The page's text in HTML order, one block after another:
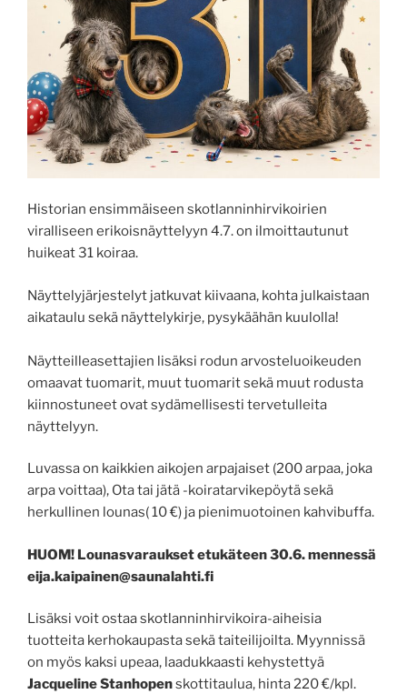
Historian ensimmäiseen skotlanninhirvikoirien
viralliseen erikoisnäyttelyyn 4.7. on ilmoittautunut
huikeat 31 koiraa.
Näyttelyjärjestelyt jatkuvat kiivaana, kohta julkaistaan
aikataulu sekä näyttelykirje, pysykäähän kuulolla!
Näytteilleasettajien lisäksi rodun arvosteluoikeuden
omaavat tuomarit, muut tuomarit sekä muut rodusta
kiinnostuneet ovat sydämellisesti tervetulleita
näyttelyyn.
Luvassa on kaikkien aikojen arpajaiset (200 arpaa, joka
arpa voittaa), Ota tai jätä -koiratarvikepöytä sekä
herkullinen lounas( 10 €) ja pienimuotoinen kahvibuffa.
HUOM! Lounasvaraukset etukäteen30.6. mennessä
eija.kaipainen@saunalahti.fi
Lisäksi voit ostaa skotlanninhirvikoira-aiheisia
tuotteita kerhokaupasta sekä taiteilijoilta. Myynnissä
on myös kaksi upeaa, laadukkaasti kehystettyä
Jacqueline Stanhopenskottitaulua, hinta 220 €/kpl.